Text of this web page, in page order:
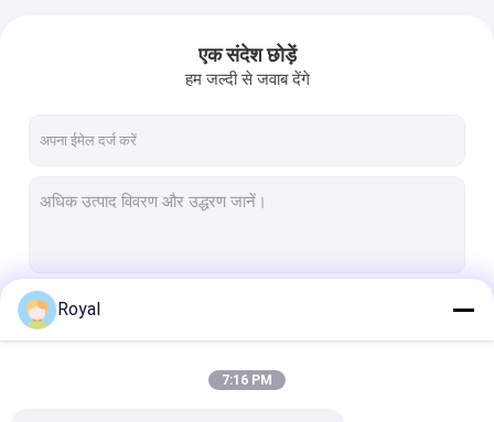
एक संदेश छोड़ें
हम जल्दी से जवाब देंगे
Royal
7:16 PM